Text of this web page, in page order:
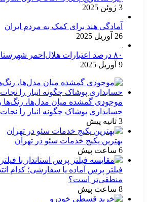
3 ژوئن 2025
آمادگی هند برای کمک به مردم ایران
26 آوریل 2025
۸۰ درصد اعتبارات هلال‌احمر شهرستان دشتی تخصیص یافت
9 آوریل 2025
موجودی گمشده میان مدل‌ها، رنگ‌ها و
حسابداری پوشاک چگونه انبار را
3 ثانیه پیش
بهترین پکیج خدمات سئو در تهران
6 ساعت پیش
فیلتر پرس آماده یا سفارشی؛ کدام
منطقی‌تر است؟
8 ساعت پیش